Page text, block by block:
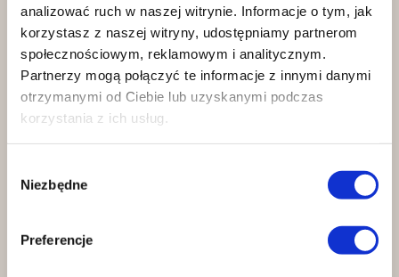
analizować ruch w naszej witrynie. Informacje o tym, jak
korzystasz z naszej witryny, udostępniamy partnerom
społecznościowym, reklamowym i analitycznym.
Partnerzy mogą połączyć te informacje z innymi danymi
otrzymanymi od Ciebie lub uzyskanymi podczas
korzystania z ich usług.
zgody
Niezbędne
Preferencje
Pełne dopasowanie
Urządzenia eliminujące obciążenia